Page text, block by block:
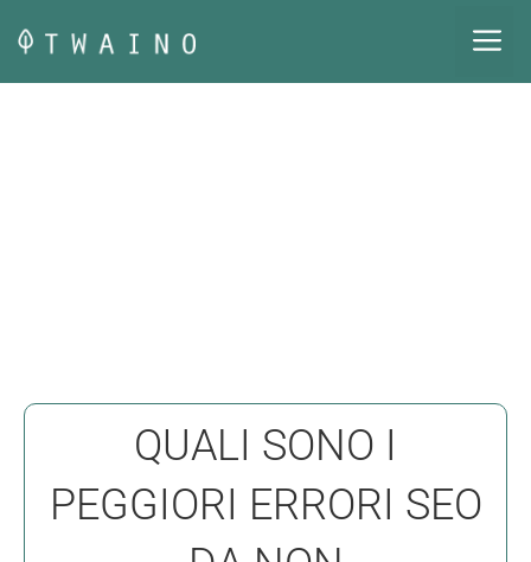
contenuto
QUALI SONO I
PEGGIORI ERRORI SEO